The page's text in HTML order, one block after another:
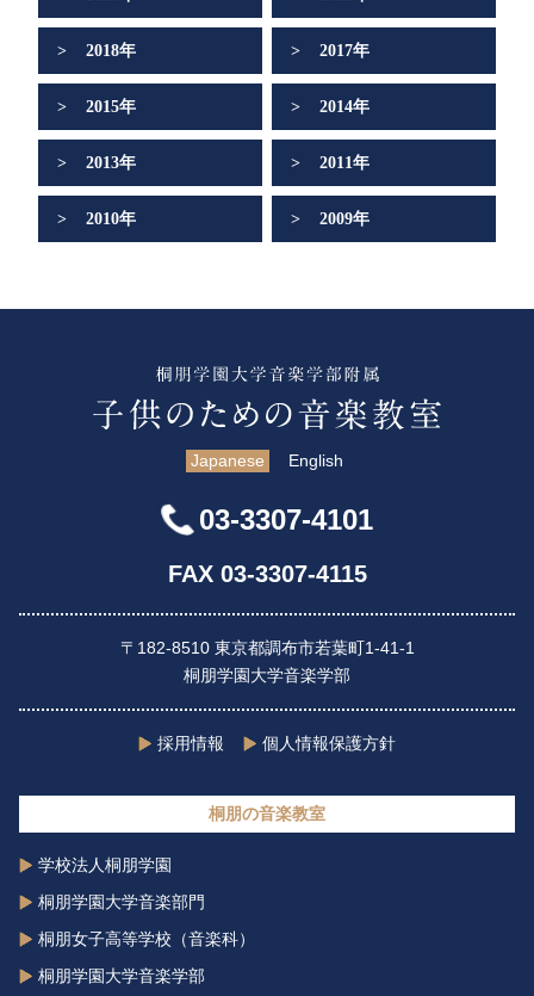
2018年 2017年
2015年 2014年
2013年 2011年
2010年 2009年
Japanese English
03-3307-4101
FAX 03-3307-4115
〒182-8510 東京都調布市若葉町1-41-1
桐朋学園大学音楽学部
採用情報 個人情報保護方針
桐朋の音楽教室
学校法人桐朋学園
桐朋学園大学音楽部門
桐朋女子高等学校（音楽科）
桐朋学園大学音楽学部